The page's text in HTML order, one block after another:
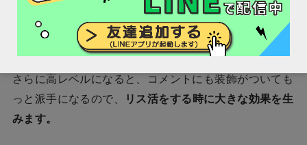
レベルが上がるにつれて、Pococha（ポコチャ）内の
バッジの色が変化して他のライバーより目立ちます。
さらに高レベルになると、コメントにも装飾がついても
っと派手になるので、
リス活をする時に大きな効果を生
みます。